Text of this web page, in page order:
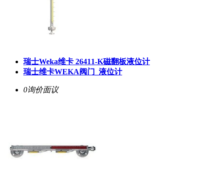
瑞士Weka维卡 26411-K磁翻板液位计
瑞士维卡WEKA阀门_液位计
0询价面议